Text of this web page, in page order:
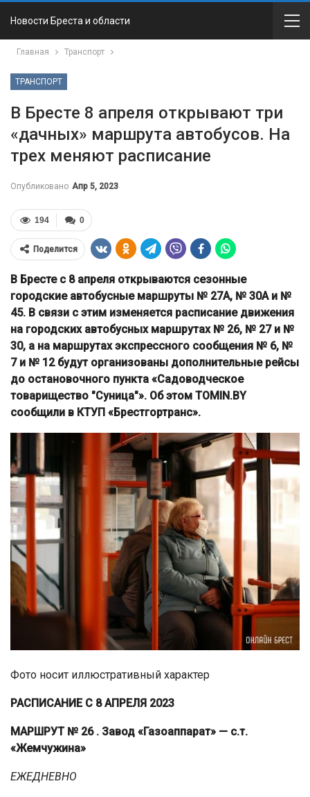
Новости Бреста и области
Главная Транспорт
ТРАНСПОРТ
В Бресте 8 апреля открывают три
«дачных» маршрута автобусов. На
трех меняют расписание
Опубликовано Апр 5, 2023
0
194
Поделится
В Бресте с 8 апреля открываются сезонные
городские автобусные маршруты № 27А, № 30А и №
45. В связи с этим изменяется расписание движения
на городских автобусных маршрутах № 26, № 27 и №
30, а на маршрутах экспрессного сообщения № 6, №
7 и № 12 будут организованы дополнительные рейсы
до остановочного пункта «Садоводческое
товарищество "Суница"». Об этом TOMIN.BY
сообщили в КТУП «Брестгортранс».
Фото носит иллюстративный характер
РАСПИСАНИЕ С 8 АПРЕЛЯ 2023
МАРШРУТ № 26 . Завод «Газоаппарат» — с.т.
«Жемчужина»
ЕЖЕДНЕВНО